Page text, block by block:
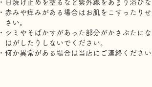
・日焼け止めを塗るなど紫外線をあまり浴び
・赤みや痒みがある場合はお肌をこすったり
さい。
・シミやそばかすがあった部分がかさぶたに
はがしたりしないでください。
・何か異常がある場合は当店にご連絡くださ